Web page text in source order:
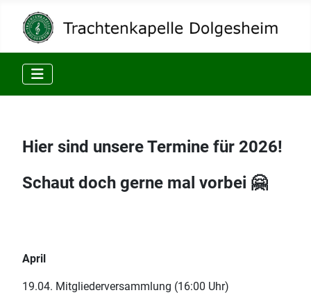
Hier sind unsere Termine für 2026!
Schaut doch gerne mal vorbei 🤗
April
19.04. Mitgliederversammlung (16:00 Uhr)